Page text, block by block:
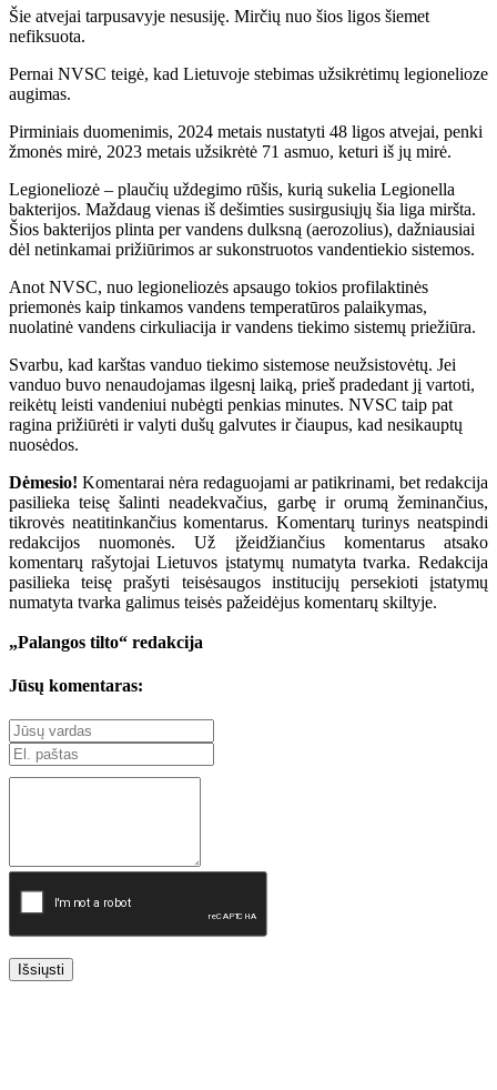
Šie atvejai tarpusavyje nesusiję. Mirčių nuo šios ligos šiemet
nefiksuota.
Pernai NVSC teigė, kad Lietuvoje stebimas užsikrėtimų legionelioze
augimas.
Pirminiais duomenimis, 2024 metais nustatyti 48 ligos atvejai, penki
žmonės mirė, 2023 metais užsikrėtė 71 asmuo, keturi iš jų mirė.
Legioneliozė – plaučių uždegimo rūšis, kurią sukelia Legionella
bakterijos. Maždaug vienas iš dešimties susirgusiųjų šia liga miršta.
Šios bakterijos plinta per vandens dulksną (aerozolius), dažniausiai
dėl netinkamai prižiūrimos ar sukonstruotos vandentiekio sistemos.
Anot NVSC, nuo legioneliozės apsaugo tokios profilaktinės
priemonės kaip tinkamos vandens temperatūros palaikymas,
nuolatinė vandens cirkuliacija ir vandens tiekimo sistemų priežiūra.
Svarbu, kad karštas vanduo tiekimo sistemose neužsistovėtų. Jei
vanduo buvo nenaudojamas ilgesnį laiką, prieš pradedant jį vartoti,
reikėtų leisti vandeniui nubėgti penkias minutes. NVSC taip pat
ragina prižiūrėti ir valyti dušų galvutes ir čiaupus, kad nesikauptų
nuosėdos.
Dėmesio! Komentarai nėra redaguojami ar patikrinami, bet redakcija
pasilieka teisę šalinti neadekvačius, garbę ir orumą žeminančius,
tikrovės neatitinkančius komentarus. Komentarų turinys neatspindi
redakcijos nuomonės. Už įžeidžiančius komentarus atsako
komentarų rašytojai Lietuvos įstatymų numatyta tvarka. Redakcija
pasilieka teisę prašyti teisėsaugos institucijų persekioti įstatymų
numatyta tvarka galimus teisės pažeidėjus komentarų skiltyje.
„Palangos tilto“ redakcija
Jūsų komentaras:
Išsiųsti